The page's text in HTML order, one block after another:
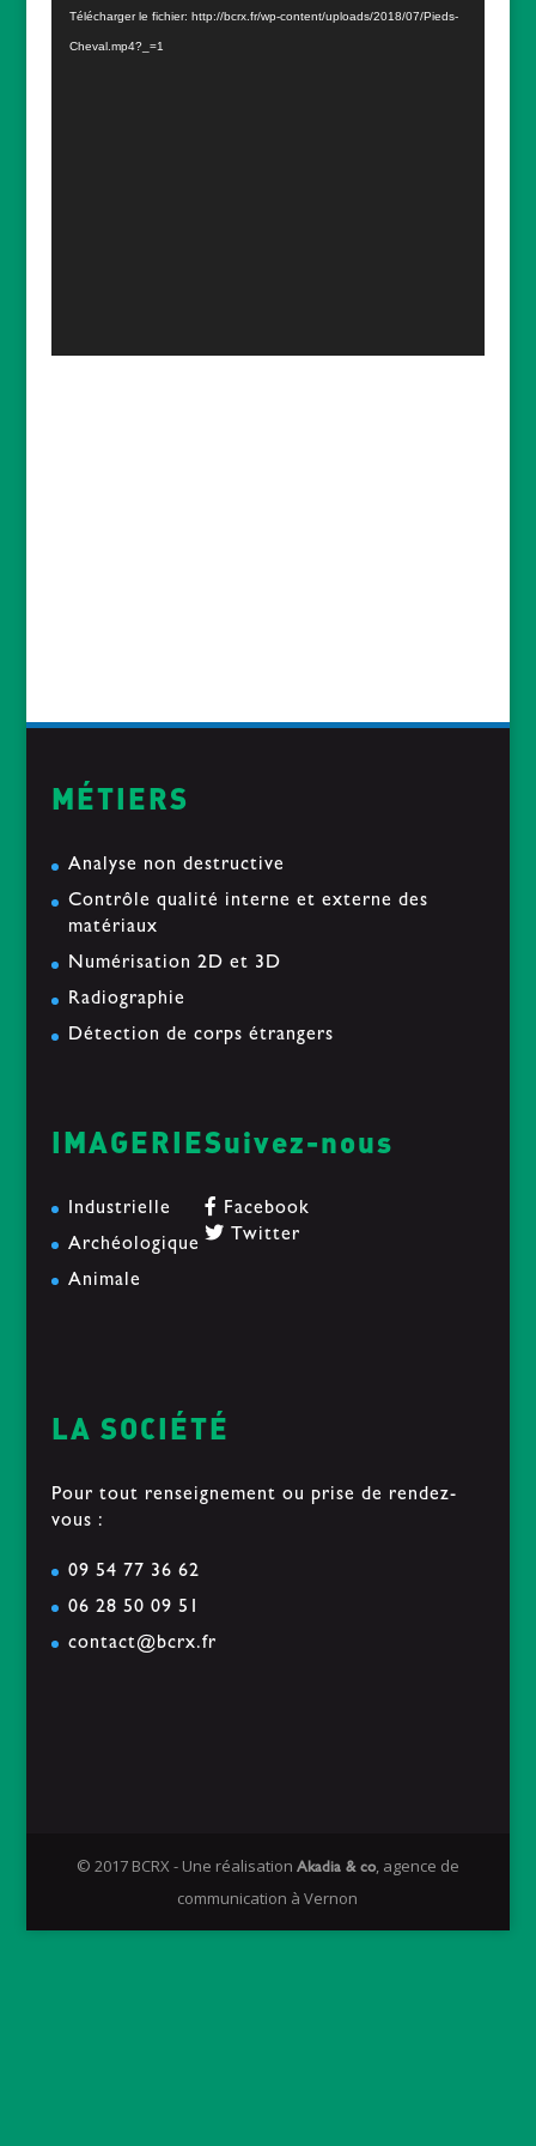
Télécharger le fichier: http://bcrx.fr/wp-content/uploads/2018/07/Pieds-
Cheval.mp4?_=1
MÉTIERS
Analyse non destructive
Contrôle qualité interne et externe des
matériaux
Numérisation 2D et 3D
Radiographie
Détection de corps étrangers
IMAGERIE
Industrielle
Archéologique
Animale
Suivez-nous
Facebook
Twitter
LA SOCIÉTÉ
Pour tout renseignement ou prise de rendez-
vous :
09 54 77 36 62
06 28 50 09 51
contact@bcrx.fr
© 2017 BCRX - Une réalisation Akadia & co, agence de
communication à Vernon